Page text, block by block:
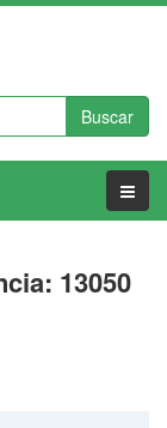
Buscar
Menu
13050